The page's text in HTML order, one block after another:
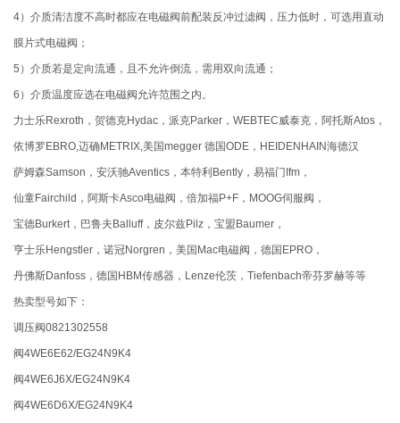
4）介质清洁度不高时都应在电磁阀前配装反冲过滤阀，压力低时，可选用直动
膜片式电磁阀；
5）介质若是定向流通，且不允许倒流，需用双向流通；
6）介质温度应选在电磁阀允许范围之内。
力士乐Rexroth，贺德克Hydac，派克Parker，WEBTEC威泰克，阿托斯Atos，
依博罗EBRO,迈确METRIX,美国megger 德国ODE，HEIDENHAIN海德汉
萨姆森Samson，安沃驰Aventics，本特利Bently，易福门Ifm，
仙童Fairchild，阿斯卡Asco电磁阀，倍加福P+F，MOOG伺服阀，
宝德Burkert，巴鲁夫Balluff，皮尔兹Pilz，宝盟Baumer，
亨士乐Hengstler，诺冠Norgren，美国Mac电磁阀，德国EPRO，
丹佛斯Danfoss，德国HBM传感器，Lenze伦茨，Tiefenbach帝芬罗赫等等
热卖型号如下：
调压阀0821302558
阀4WE6E62/EG24N9K4
阀4WE6J6X/EG24N9K4
阀4WE6D6X/EG24N9K4